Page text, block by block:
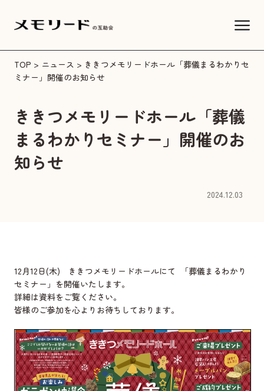
TOP > ニュース > ききつメモリードホール「葬儀まるわかりセ
ミナー」開催のお知らせ
ききつメモリードホール「葬儀
まるわかりセミナー」開催のお
知らせ
2024.12.03
12月12日(木) ききつメモリードホールにて 「葬儀まるわかり
セミナー」を開催いたします。
詳細は資料をご覧ください。
皆様のご参加を心よりお待ちしております。